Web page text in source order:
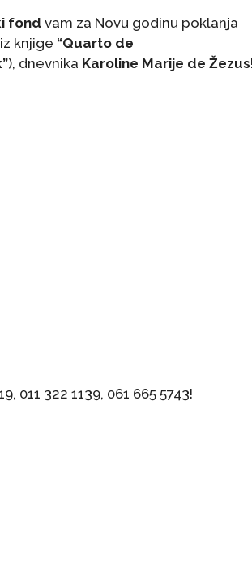
fond vam za Novu godinu poklanja
knjige “Quarto de
), dnevnika Karoline Marije de Žezus!
011 322 1139, 061 665 5743!